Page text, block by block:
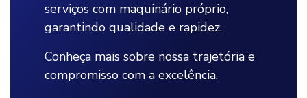
serviços com maquinário próprio,
garantindo qualidade e rapidez.
Conheça mais sobre nossa trajetória e
compromisso com a excelência.